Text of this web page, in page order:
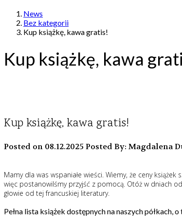
News
Bez kategorii
Kup książkę, kawa gratis!
Kup książkę, kawa
Kup książkę, kawa gratis!
Posted on 08.12.2025 Posted By: Magdalena
Mamy dla was wspaniałe wieści. Wiemy, że ceny
więc postanowilśmy przyjść z pomocą. Otóż w dniach
głowie od tej francuskiej literatury.
Pełna lista książek dostępnych na naszych półkach, o